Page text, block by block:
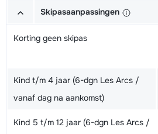
Skipasaanpassingen
Korting geen skipas
Kind t/m 4 jaar (6-dgn Les Arcs /
vanaf dag na aankomst)
Kind 5 t/m 12 jaar (6-dgn Les Arcs /